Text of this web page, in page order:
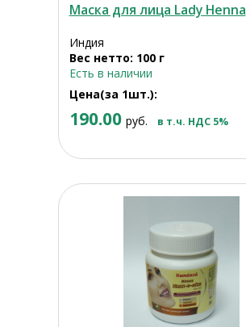
Маска для лица Lady Henna
Индия
Вес нетто: 100 г
Есть в наличии
Цена(за 1шт.):
190.00 руб. в т.ч. НДС 5%